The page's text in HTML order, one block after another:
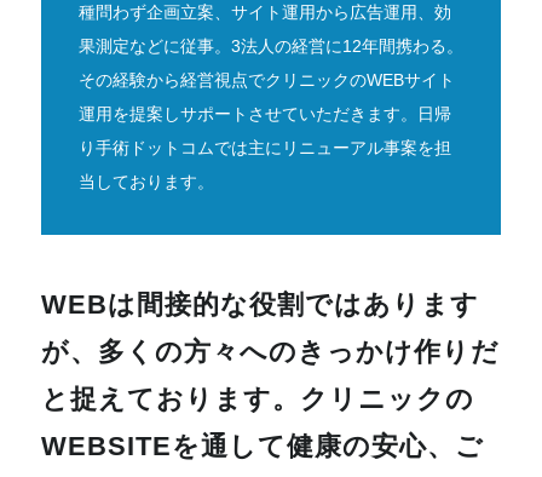
種問わず企画立案、サイト運用から広告運用、効
果測定などに従事。3法人の経営に12年間携わる。
その経験から経営視点でクリニックのWEBサイト
運用を提案しサポートさせていただきます。日帰
り手術ドットコムでは主にリニューアル事案を担
当しております。
WEBは間接的な役割ではあります
が、多くの方々へのきっかけ作りだ
と捉えております。クリニックの
WEBSITEを通して健康の安心、ご